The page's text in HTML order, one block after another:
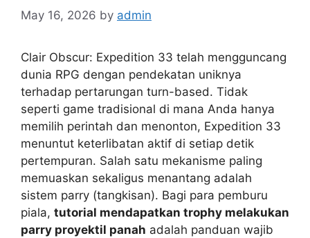
May 16, 2026 by admin
Clair Obscur: Expedition 33 telah mengguncang
dunia RPG dengan pendekatan uniknya
terhadap pertarungan turn-based. Tidak
seperti game tradisional di mana Anda hanya
memilih perintah dan menonton, Expedition 33
menuntut keterlibatan aktif di setiap detik
pertempuran. Salah satu mekanisme paling
memuaskan sekaligus menantang adalah
sistem parry (tangkisan). Bagi para pemburu
piala, tutorial mendapatkan trophy melakukan
parry proyektil panah adalah panduan wajib